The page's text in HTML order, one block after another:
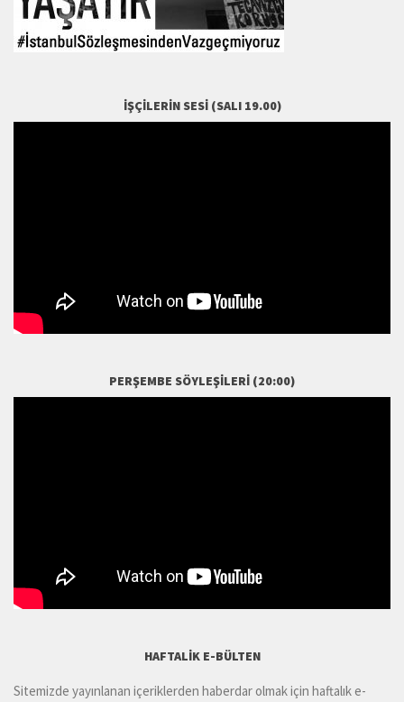
İŞÇILERIN SESI (SALI 19.00)
PERŞEMBE SÖYLEŞILERI (20:00)
HAFTALIK E-BÜLTEN
Sitemizde yayınlanan içeriklerden haberdar olmak için haftalık e-